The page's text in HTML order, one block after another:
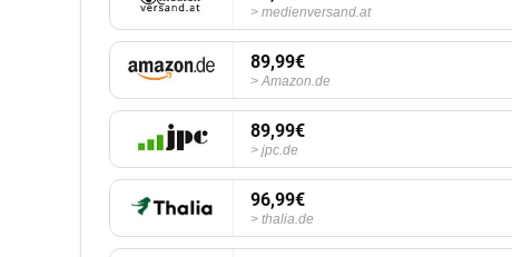
medienversand.at
89,99€
Amazon.de
89,99€
jpc.de
96,99€
thalia.de